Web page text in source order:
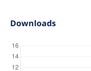
Downloads